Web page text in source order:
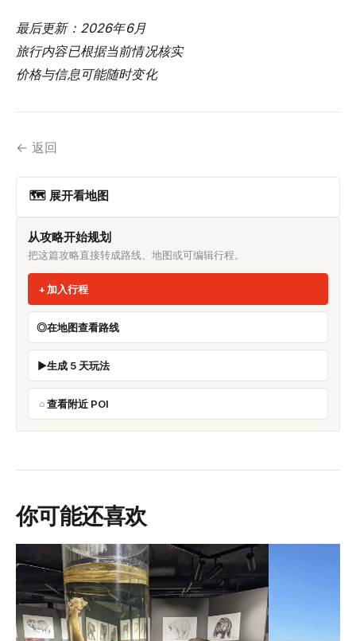
最后更新：2026年6月
旅行内容已根据当前情况核实
价格与信息可能随时变化
← 返回
🗺 展开看地图
从攻略开始规划
把这篇攻略直接转成路线、地图或可编辑行程。
加入行程
在地图查看路线
生成 5 天玩法
查看附近 POI
你可能还喜欢